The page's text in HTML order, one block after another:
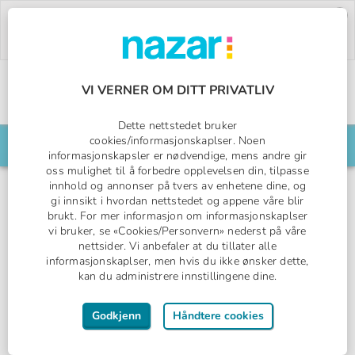
Bruk rabattkoden:PW26.
Nazar logo
Søk din reise her
Rhodos by, Rhodos
Amaryllis Hotel
Måltider - flere muligheter
VI VERNER OM DITT PRIVATLIV
Dette nettstedet bruker
cookies/informasjonskaplser. Noen
informasjonskapsler er nødvendige, mens andre gir
oss mulighet til å forbedre opplevelsen din, tilpasse
innhold og annonser på tvers av enhetene dine, og
gi innsikt i hvordan nettstedet og appene våre blir
brukt. For mer informasjon om informasjonskaplser
vi bruker, se «Cookies/Personvern» nederst på våre
nettsider. Vi anbefaler at du tillater alle
informasjonskaplser, men hvis du ikke ønsker dette,
kan du administrere innstillingene dine.
Godkjenn Håndtere cookies